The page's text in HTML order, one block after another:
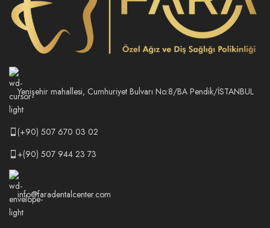
Yenişehir mahallesi, Cumhuriyet Bulvarı No:8/BA Pendik/İSTANBUL
(+90) 507 670 03 02
+(90) 507 944 23 73
info@faradentalcenter.com